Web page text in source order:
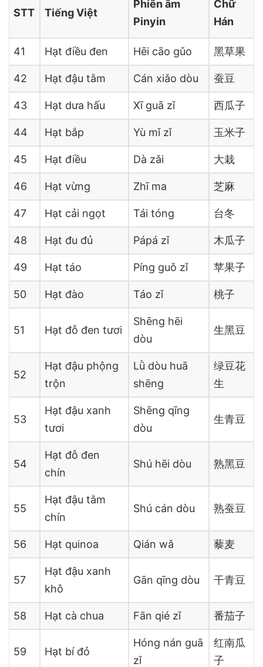
STT Tiếng Việt
Phiên âm
Pinyin
Chữ
Hán
41 Hạt điều đen Hēi cāo gǔo 黑草果
42 Hạt đậu tằm Cán xiǎo dòu 蚕豆
43 Hạt dưa hấu Xī guā zǐ 西瓜子
44 Hạt bắp Yù mǐ zǐ 玉米子
45 Hạt điều Dà zǎi 大栽
46 Hạt vừng Zhī ma 芝麻
47 Hạt cải ngọt Tái tóng 台冬
48 Hạt đu đủ Pápá zǐ 木瓜子
49 Hạt táo Píng guǒ zǐ 苹果子
50 Hạt đào Táo zǐ 桃子
51 Hạt đỗ đen tươi
Shēng hēi
dòu
生黑豆
52
Hạt đậu phộng
trộn
Lǜ dòu huā
shēng
绿豆花
生
53
Hạt đậu xanh
tươi
Shēng qīng
dòu
生青豆
54
Hạt đỗ đen
chín
Shú hēi dòu 熟黑豆
55
Hạt đậu tằm
chín
Shú cán dòu 熟蚕豆
56 Hạt quinoa Qián wǎ 藜麦
57
Hạt đậu xanh
khô
Gān qīng dòu 干青豆
58 Hạt cà chua Fān qié zǐ 番茄子
59 Hạt bí đỏ
Hóng nán guā
zǐ
红南瓜
子